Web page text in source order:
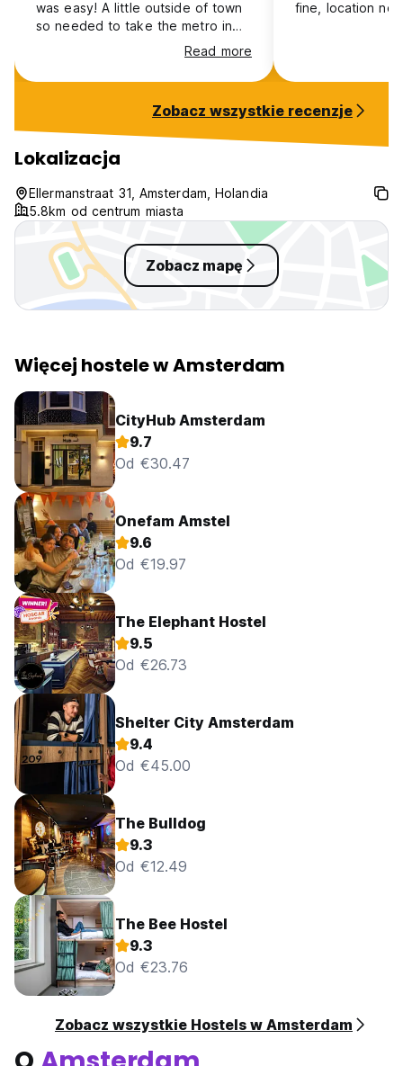
was easy! A little outside of town
so needed to take the metro in
which is fine for those who have
the money but for those on a tight
budget it is something to
were decent showers were fairly
clean and didnt smell
Read more
fine, location not
Zobacz wszystkie recenzje
Lokalizacja
Ellermanstraat 31, Amsterdam, Holandia
5.8km od centrum miasta
Zobacz mapę
Więcej hostele w Amsterdam
CityHub Amsterdam
9.7
Od €30.47
Onefam Amstel
9.6
Od €19.97
The Elephant Hostel
9.5
Od €26.73
Shelter City Amsterdam
9.4
Od €45.00
The Bulldog
9.3
Od €12.49
The Bee Hostel
9.3
Od €23.76
Zobacz wszystkie Hostels w Amsterdam